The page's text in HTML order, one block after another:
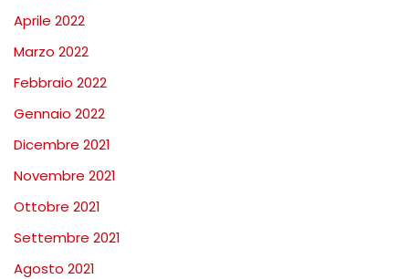
Aprile 2022
Marzo 2022
Febbraio 2022
Gennaio 2022
Dicembre 2021
Novembre 2021
Ottobre 2021
Settembre 2021
Agosto 2021